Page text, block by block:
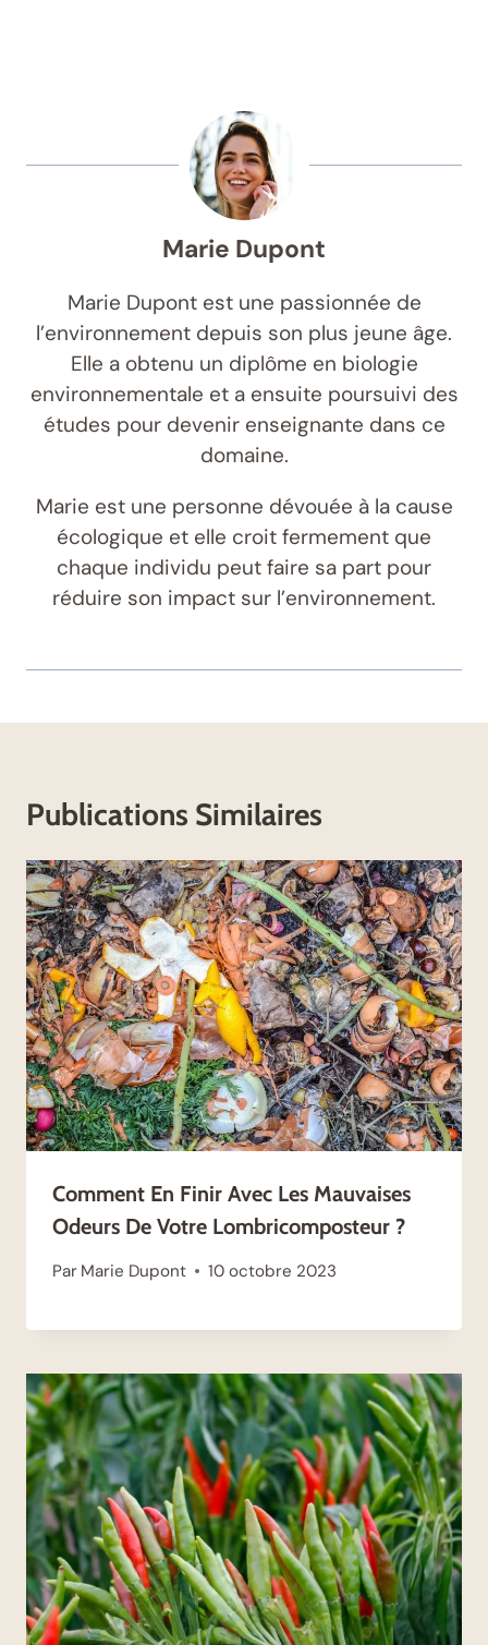
Marie Dupont
Marie Dupont est une passionnée de
l’environnement depuis son plus jeune âge.
Elle a obtenu un diplôme en biologie
environnementale et a ensuite poursuivi des
études pour devenir enseignante dans ce
domaine.
Marie est une personne dévouée à la cause
écologique et elle croit fermement que
chaque individu peut faire sa part pour
réduire son impact sur l’environnement.
Publications Similaires
Comment En Finir Avec Les Mauvaises
Odeurs De Votre Lombricomposteur ?
Par Marie Dupont 10 octobre 2023